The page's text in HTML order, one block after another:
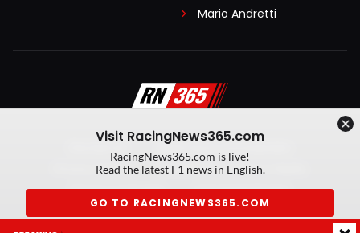
Mario Andretti
Algemene voorwaarden
Privacy Policy
Created by On Your Marks
Privacy manager
Kansspeluitingen
Visit RacingNews365.com
RacingNews365.com is live!
Read the latest F1 news in English.
GO TO RACINGNEWS365.COM